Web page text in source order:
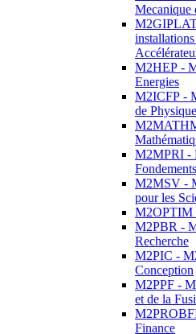
Mecanique
M2HEP -
Energies
M2ICFP -
de
M2MPRI -
M2MSV -
pour les
M2OPTIM
M2PBR -
Recherche
M2PIC -
Conception
M2PPF -
et de la
Finance